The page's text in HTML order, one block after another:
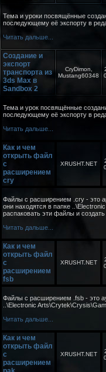
Тема и уроки посвящённые
последующему её экспорту в
Читать дальше...
Создание и
экспорт
транспорта из
3ds Max в
Sandbox 2
CryDimon,
Mustang60348
Тема и урок посвящённые
последующему её экспорту в
Читать дальше...
Как и чем
открыть файл
с
расширением
cry
XRUSHT.NET
Файлы с расширением .cry - это
они находятся в папке
распаковать эти файлы и
Читать дальше...
Как и чем
открыть файл
с
расширением
fsb
XRUSHT.NET
Файлы с расширением .fsb - это
..\Electronic
Читать дальше...
Как и чем
открыть файл
с
расширением
XRUSHT.NET